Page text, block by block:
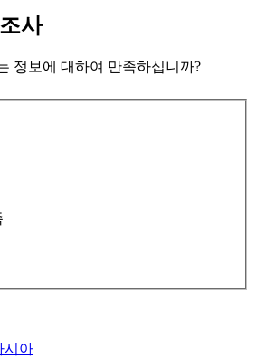
사
정보에 대하여 만족하십니까?
시아